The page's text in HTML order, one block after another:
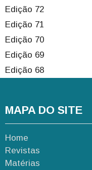
Edição 72
Edição 71
Edição 70
Edição 69
Edição 68
MAPA DO SITE
Home
Revistas
Matérias